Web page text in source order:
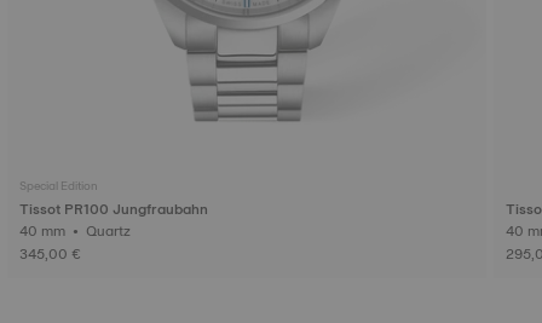
Special Edition
Tissot PR100 Jungfraubahn
40 mm • Quartz
345,00 €